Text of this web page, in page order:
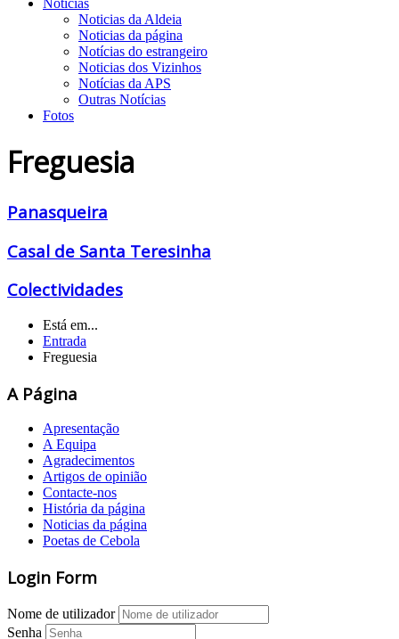
Notícias
Noticias da Aldeia
Noticias da página
Notícias do estrangeiro
Noticias dos Vizinhos
Notícias da APS
Outras Notícias
Fotos
Freguesia
Panasqueira
Casal de Santa Teresinha
Colectividades
Está em...
Entrada
Freguesia
A Página
Apresentação
A Equipa
Agradecimentos
Artigos de opinião
Contacte-nos
História da página
Noticias da página
Poetas de Cebola
Login Form
Nome de utilizador
Senha